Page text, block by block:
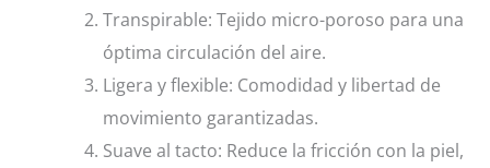
Transpirable: Tejido micro-poroso para una
óptima circulación del aire.
Ligera y flexible: Comodidad y libertad de
movimiento garantizadas.
Suave al tacto: Reduce la fricción con la piel,